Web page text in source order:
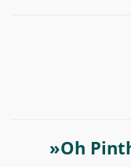
»Oh